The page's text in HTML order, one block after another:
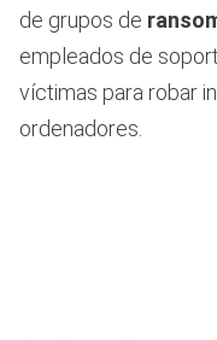
de grupos de
empleados de
víctimas para robar
ordenadores.